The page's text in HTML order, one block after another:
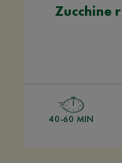
Zucchine
40-60 MIN